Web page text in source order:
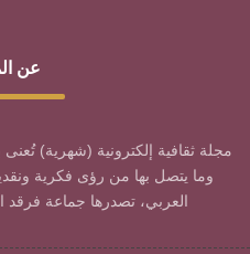
عن
مجلة ثقافية إلكترونية (شهرية) تُعنى
وما يتصل بها من رؤى فكرية
العربي، تصدرها جماعة فرقد